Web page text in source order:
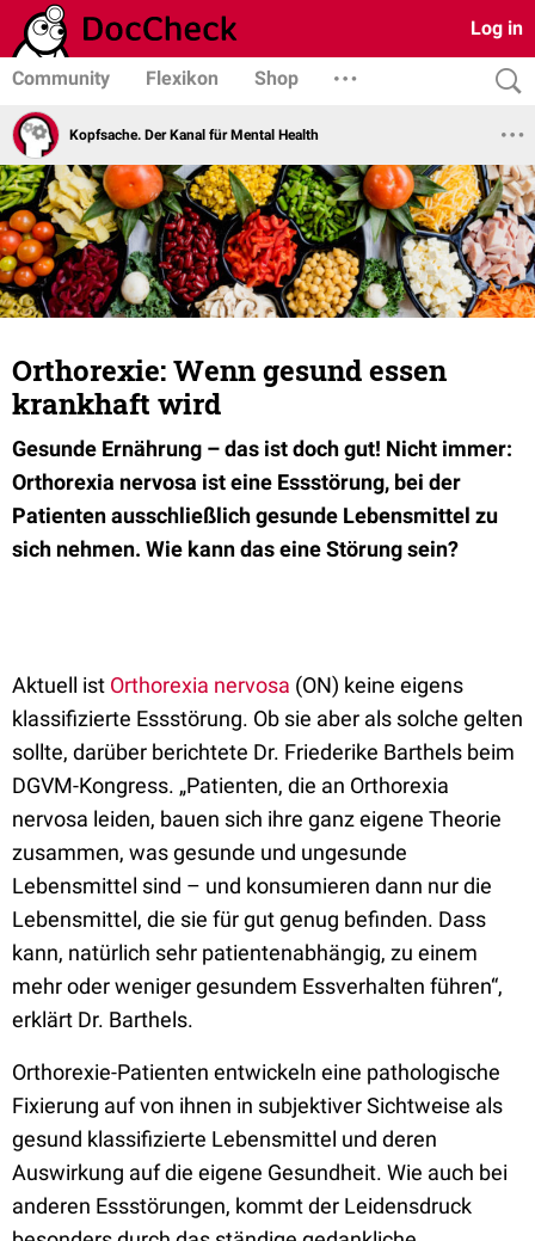
Log in
Community Flexikon Shop
Kopfsache. Der Kanal für Mental Health
Orthorexie: Wenn gesund essen
krankhaft wird
Gesunde Ernährung – das ist doch gut! Nicht immer:
Orthorexia nervosa ist eine Essstörung, bei der
Patienten ausschließlich gesunde Lebensmittel zu
sich nehmen. Wie kann das eine Störung sein?
Aktuell ist Orthorexia nervosa (ON) keine eigens
klassifizierte Essstörung. Ob sie aber als solche gelten
sollte, darüber berichtete Dr. Friederike Barthels beim
DGVM-Kongress. „Patienten, die an Orthorexia
nervosa leiden, bauen sich ihre ganz eigene Theorie
zusammen, was gesunde und ungesunde
Lebensmittel sind – und konsumieren dann nur die
Lebensmittel, die sie für gut genug befinden. Dass
kann, natürlich sehr patientenabhängig, zu einem
mehr oder weniger gesundem Essverhalten führen“,
erklärt Dr. Barthels.
Orthorexie-Patienten entwickeln eine pathologische
Fixierung auf von ihnen in subjektiver Sichtweise als
gesund klassifizierte Lebensmittel und deren
Auswirkung auf die eigene Gesundheit. Wie auch bei
anderen Essstörungen, kommt der Leidensdruck